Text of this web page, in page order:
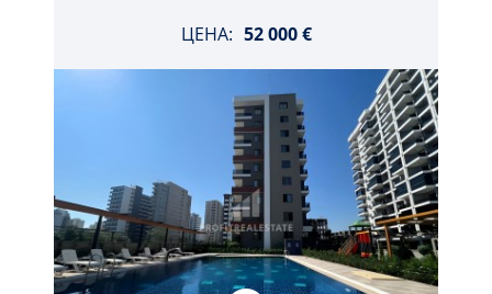
ЦЕНА: 52 000 €